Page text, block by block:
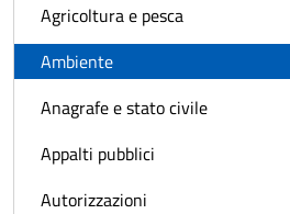
Agricoltura e pesca
Ambiente
Anagrafe e stato civile
Appalti pubblici
Autorizzazioni